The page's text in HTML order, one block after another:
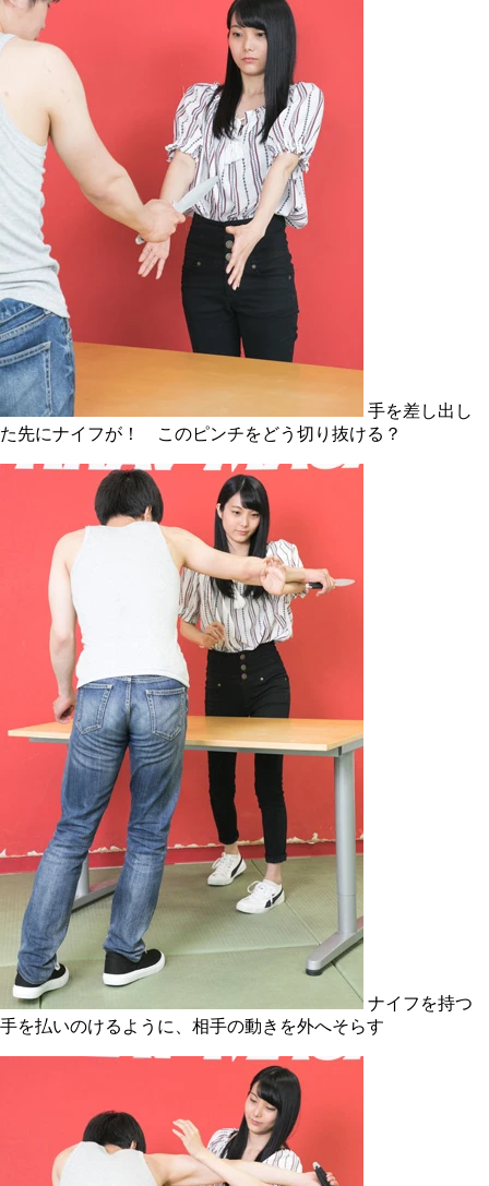
手を差し出し
た先にナイフが！ このピンチをどう切り抜ける？
ナイフを持つ
手を払いのけるように、相手の動きを外へそらす